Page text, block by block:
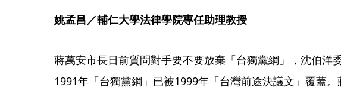
姚孟昌／輔仁大學法律學院專任助理教授
蔣萬安市長日前質問對手要不要放棄「台獨黨綱」，沈伯洋
1991年「台獨黨綱」已被1999年「台灣前途決議文」覆蓋